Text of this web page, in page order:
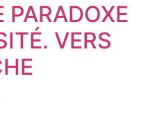
PARADOXE
VERS